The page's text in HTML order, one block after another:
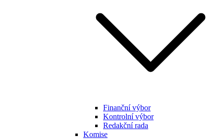
Finanční výbor
Kontrolní výbor
Redakční rada
Komise